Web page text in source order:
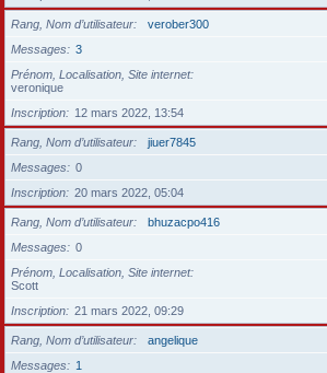
Rang, Nom d’utilisateur
verober300
Messages
3
Prénom, Localisation, Site internet
veronique
Inscription
12 mars 2022, 13:54
Rang, Nom d’utilisateur
jiuer7845
Messages
0
Inscription
20 mars 2022, 05:04
Rang, Nom d’utilisateur
bhuzacpo416
Messages
0
Prénom, Localisation, Site internet
Scott
Inscription
21 mars 2022, 09:29
Rang, Nom d’utilisateur
angelique
Messages
1